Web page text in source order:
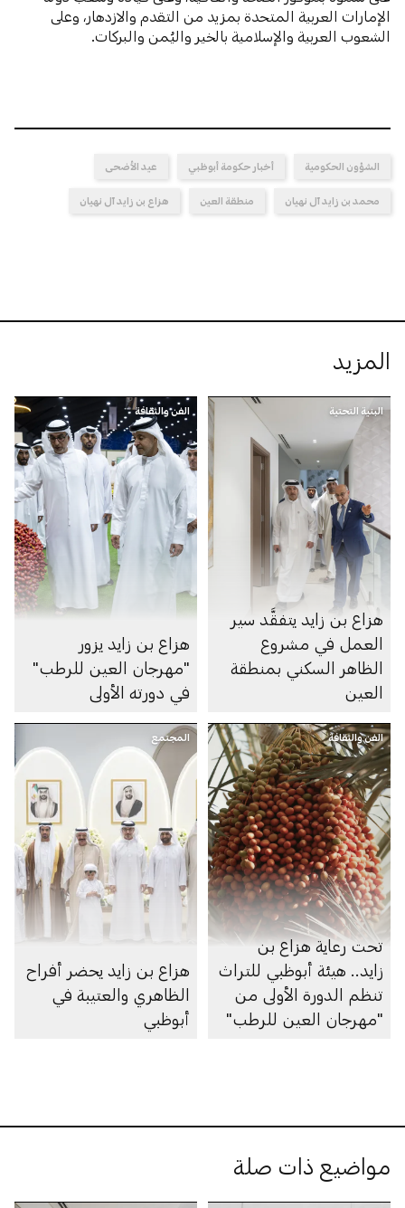
الإمارات العربية المتحدة بمزيد من التقدم والازدهار، وعلى
الشعوب العربية والإسلامية بالخير واليُمن والبركات.
الشؤون الحكومية أخبار حكومة أبوظبي عيد الأضحى
محمد بن زايد آل نهيان منطقة العين هزاع بن زايد آل نهيان
المزيد
البنية التحتية
هزاع بن زايد يتفقَّد سير
العمل في مشروع
الظاهر السكني بمنطقة
العين
الفن والثقافة
هزاع بن زايد يزور
"مهرجان العين للرطب"
في دورته الأولى
الفن والثقافة
تحت رعاية هزاع بن
زايد.. هيئة أبوظبي للتراث
تنظم الدورة الأولى من
"مهرجان العين للرطب"
المجتمع
هزاع بن زايد يحضر أفراح
الظاهري والعتيبة في
أبوظبي
مواضيع ذات صلة